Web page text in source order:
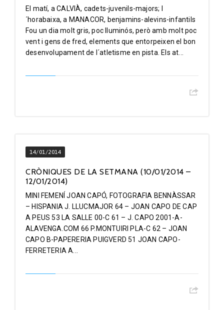
El matí, a CALVIÀ, cadets-juvenils-majors; l
´horabaixa, a MANACOR, benjamins-alevins-infantils
Fou un dia molt gris, poc lluminós, però amb molt poc
vent i gens de fred, elements que entorpeixen el bon
desenvolupament de l´atletisme en pista. Els at...
14/01/2014
CRÒNIQUES DE LA SETMANA (10/01/2014 –
12/01/2014)
MINI FEMENÍ JOAN CAPÓ, FOTOGRAFIA BENNÀSSAR
– HISPANIA J. LLUCMAJOR 64 – JOAN CAPO DE CAP
A PEUS 53 LA SALLE 00-C 61 – J. CAPO 2001-A-
ALAVENGA.COM 66 P.MONTUIRI PLA-C 62 – JOAN
CAPO B-PAPERERIA PUIGVERD 51 JOAN CAPO-
FERRETERIA A...